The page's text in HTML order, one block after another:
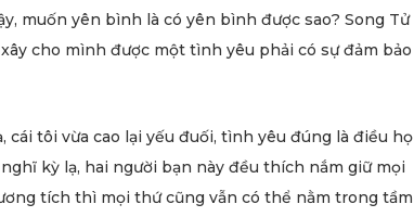
muốn yên bình là có yên bình được sao? Song Tử
cho mình được một tình yêu phải có sự đảm bảo
tôi vừa cao lại yếu đuối, tình yêu đúng là điều họ
kỳ lạ, hai người bạn này đều thích nắm giữ mọi
tích thì mọi thứ cũng vẫn có thể nằm trong tầm